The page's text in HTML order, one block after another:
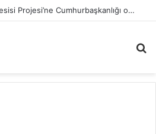
Erikli Atık Su Arıtma Tesisi Projesi’ne Cumhurbaşkanlığı onayı
...